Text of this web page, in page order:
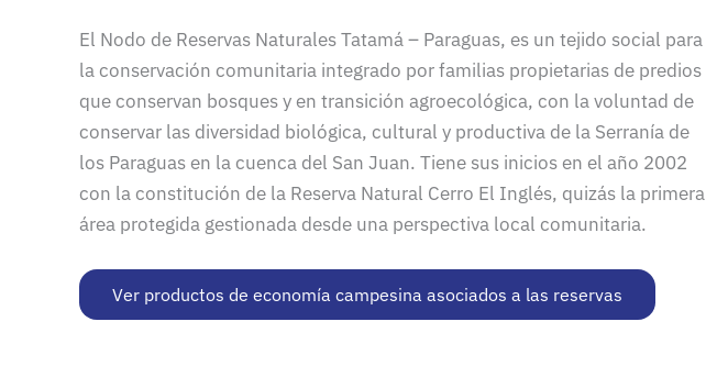
El Nodo de Reservas Naturales Tatamá – Paraguas, es un tejido social para
la conservación comunitaria integrado por familias propietarias de predios
que conservan bosques y en transición agroecológica, con la voluntad de
conservar las diversidad biológica, cultural y productiva de la Serranía de
los Paraguas en la cuenca del San Juan. Tiene sus inicios en el año 2002
con la constitución de la Reserva Natural Cerro El Inglés, quizás la primera
área protegida gestionada desde una perspectiva local comunitaria.
Ver productos de economía campesina asociados a las reservas